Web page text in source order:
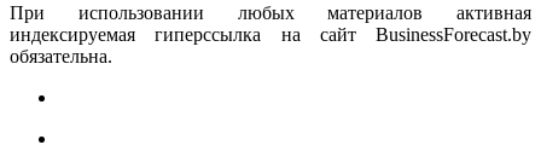
При использовании любых материалов активная
индексируемая гиперссылка на сайт BusinessForecast.by
обязательна.